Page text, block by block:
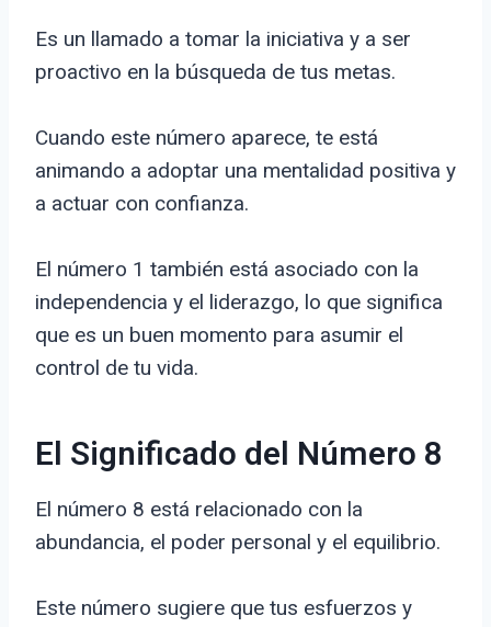
Es un llamado a tomar la iniciativa y a ser
proactivo en la búsqueda de tus metas.
Cuando este número aparece, te está
animando a adoptar una mentalidad positiva y
a actuar con confianza.
El número 1 también está asociado con la
independencia y el liderazgo, lo que significa
que es un buen momento para asumir el
control de tu vida.
El Significado del Número 8
El número 8 está relacionado con la
abundancia, el poder personal y el equilibrio.
Este número sugiere que tus esfuerzos y